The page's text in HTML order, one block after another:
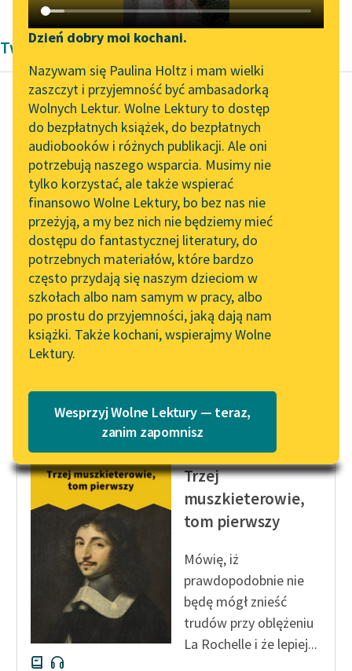
Katalog DAISY
Podkasty o książkach
Zgłoś brak utworu
Aktualności
Zapraszamy na spotkanie
online z tłumaczkami
literatury skandynawskiej
Spotkanie z Katarzyną
Tunkiel w Oslo
Wolne Lektury na 32.
Pol’and’Rock Festivalu
„Kochanek Lady
Chatterley” do słuchania
na Wolnych Lekturach
Nowy audiobook –
„Marzenie o Oriencie”
Lektury szkolne i klasyka
literatury do słuchania dla
uczennic i uczniów z
niepełnosprawnościami
E-kolekcja lektur
szkolnych i literatury do
słuchania dla uczennic i
uczniów z
niepełnosprawnościami
Feministyczne inspiracje.
Narzędzia
Mapa Wolnych Lektur
Leśmianator
Przewodnik dla piszących i
czytających
API
OAI-PMH
Widget Wolnych Lektur
Przypisy
Katalog w formacie PDF
Dzień dobry moi kochani.
Nazywam się Paulina Holtz i mam wielki
zaszczyt i przyjemność być ambasadorką
Wolnych Lektur. Wolne Lektury to dostęp
do bezpłatnych książek, do bezpłatnych
audiobooków i różnych publikacji. Ale oni
potrzebują naszego wsparcia. Musimy nie
tylko korzystać, ale także wspierać
finansowo Wolne Lektury, bo bez nas nie
przeżyją, a my bez nich nie będziemy mieć
dostępu do fantastycznej literatury, do
potrzebnych materiałów, które bardzo
często przydają się naszym dzieciom w
szkołach albo nam samym w pracy, albo
po prostu do przyjemności, jaką dają nam
książki. Także kochani, wspierajmy Wolne
Lektury.
Wesprzyj Wolne Lektury — teraz,
zanim zapomnisz
Twórczość Aleksandra Dumas
Aleksander Dumas (ojciec)
Trzej
muszkieterowie,
tom pierwszy
— Któż to ułożył tę
piękną bajkę,
Najjaśniejszy Panie? —
zapytał spokojnie de
Tréville.
Czytaj więcej
Aleksander Dumas (ojciec)
Trzej
muszkieterowie,
tom pierwszy
Mówię, iż
prawdopodobnie nie
będę mógł znieść
trudów przy oblężeniu
La Rochelle i że lepiej...